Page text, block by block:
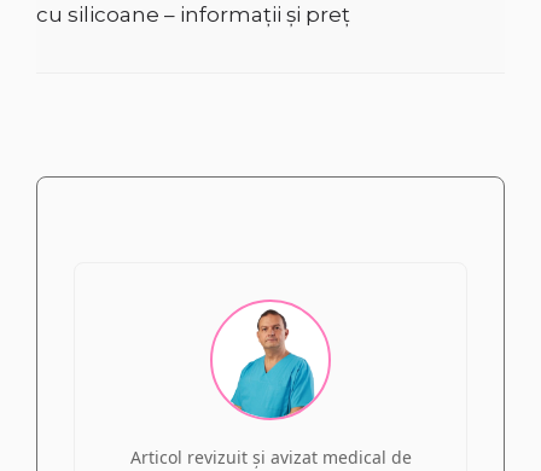
cu silicoane – informații și preț
Articol revizuit și avizat medical de